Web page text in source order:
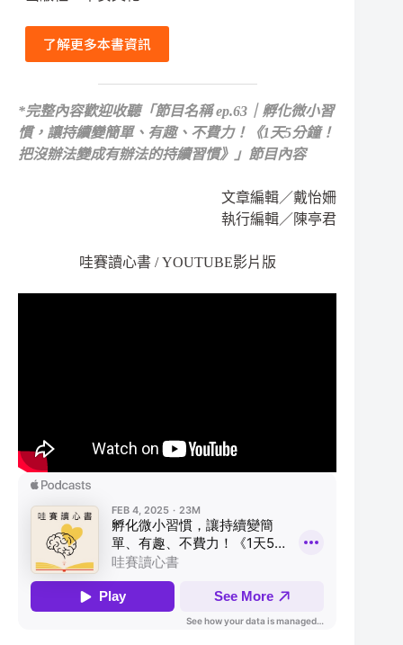
了解更多本書資訊
*完整內容歡迎收聽「節目名稱 ep.63｜孵化微小習
慣，讓持續變簡單、有趣、不費力！《1天5分鐘！
把沒辦法變成有辦法的持續習慣》」節目內容
文章編輯／戴怡姍
執行編輯／陳亭君
哇賽讀心書 / YOUTUBE影片版